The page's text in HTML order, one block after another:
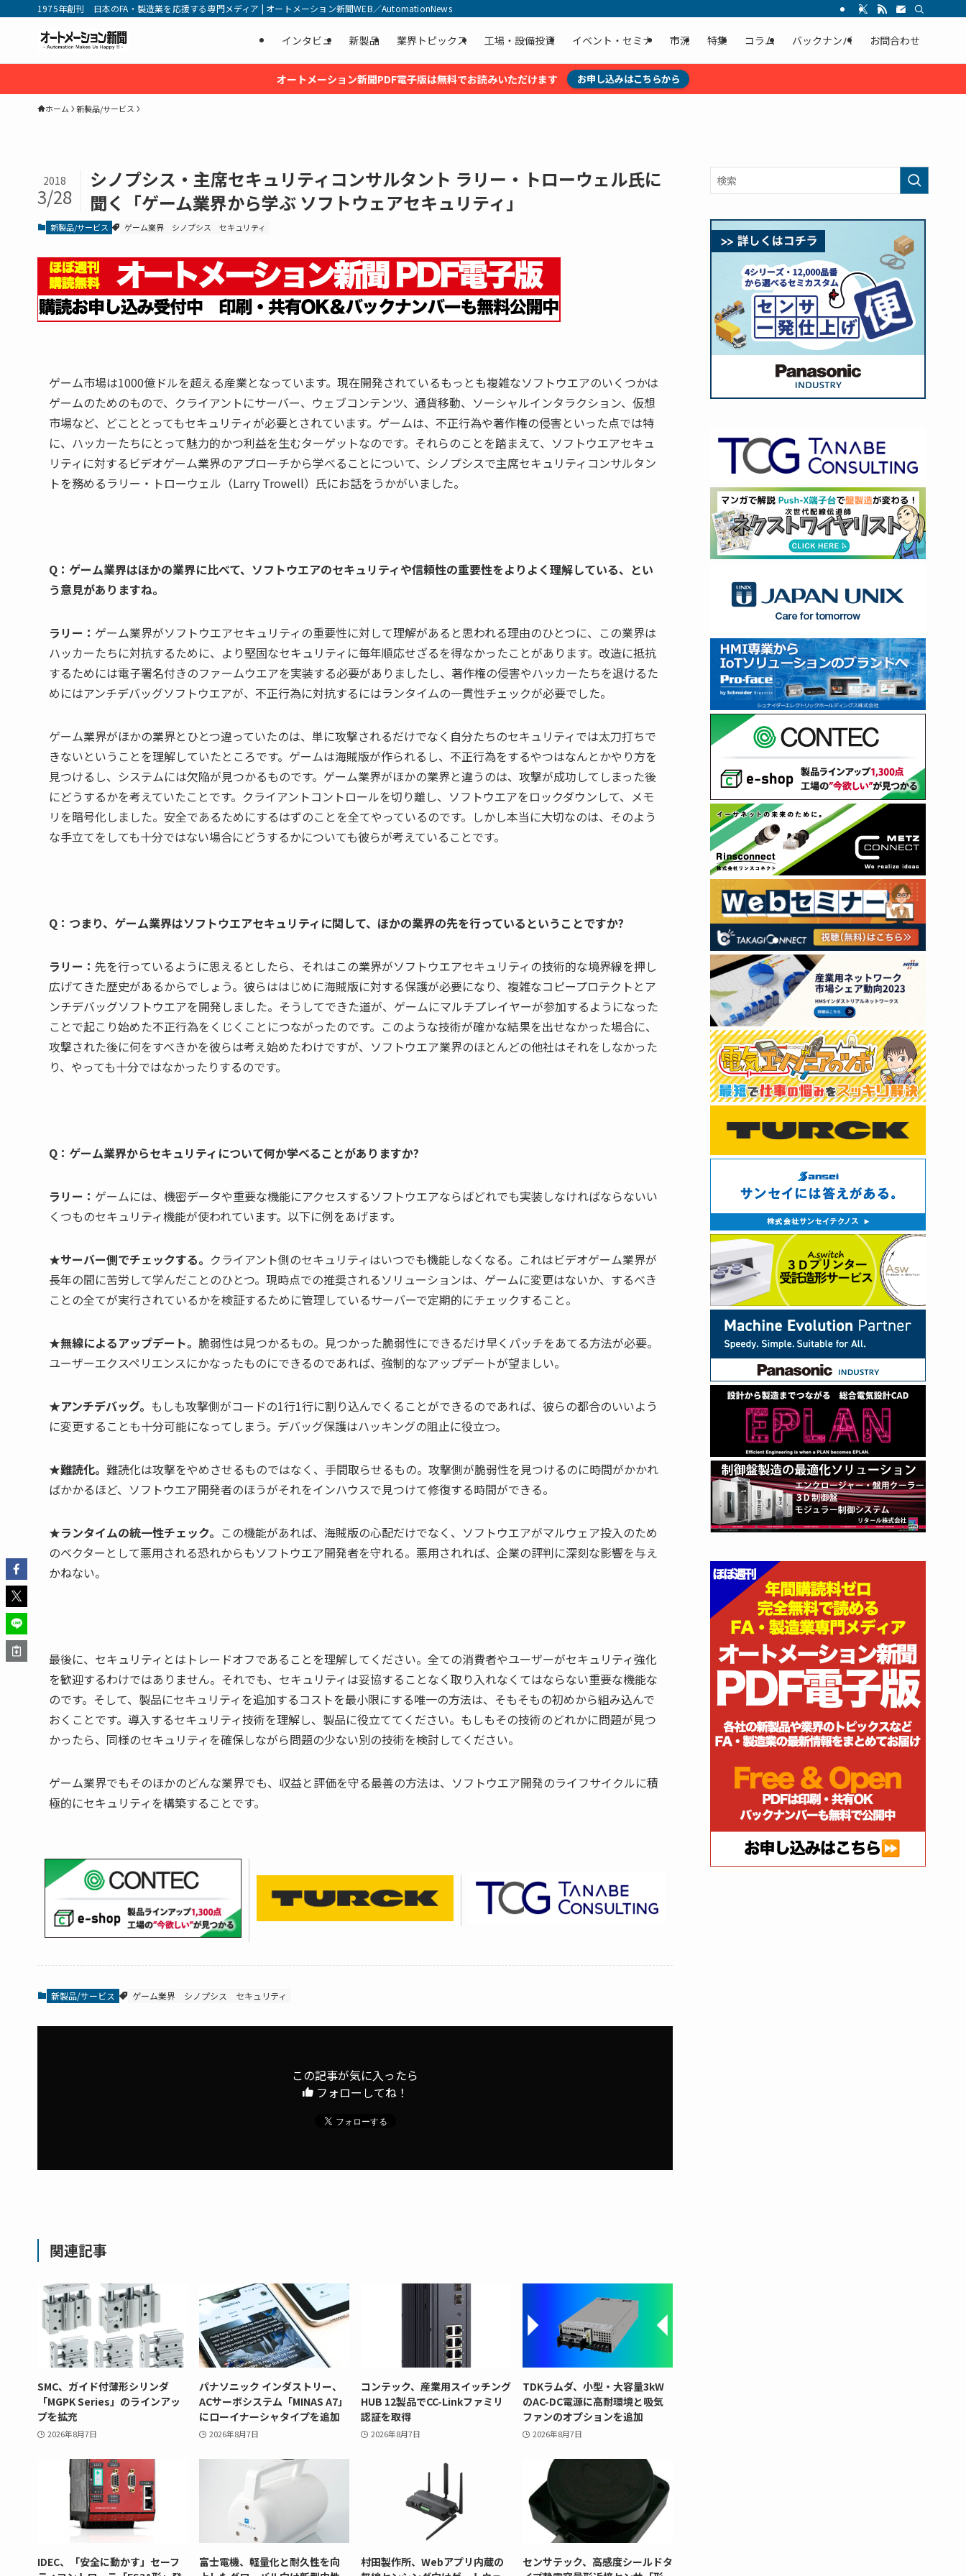
1975年創刊 日本のFA・製造業を応援する専門メディア | オートメーション新聞WEB／AutomationNews
インタビュ 新製品 業界トピックス 工場・設備投資 イベント・セミナ 市況 特集 コラム バックナンバ お問合わせ
オートメーション新聞PDF電子版は無料でお読みいただけます お申し込みはこちらから
ホーム 新製品/サービス
シノプシス・主席セキュリティコンサルタント ラリー・トローウェル氏に
聞く「ゲーム業界から学ぶ ソフトウェアセキュリティ」
2018
3/28
新製品/サービス ゲーム業界 シノプシス セキュリティ
ゲーム市場は1000億ドルを超える産業となっています。現在開発されているもっとも複雑なソフトウエアのいくつかは
ゲームのためのもので、クライアントにサーバー、ウェブコンテンツ、通貨移動、ソーシャルインタラクション、仮想
市場など、どこととってもセキュリティが必要とされています。ゲームは、不正行為や著作権の侵害といった点では特
に、ハッカーたちにとって魅力的かつ利益を生むターゲットなのです。それらのことを踏まえて、ソフトウエアセキュ
リティに対するビデオゲーム業界のアプローチから学べることについて、シノプシスで主席セキュリティコンサルタン
トを務めるラリー・トローウェル（Larry Trowell）氏にお話をうかがいました。
Q：ゲーム業界はほかの業界に比べて、ソフトウエアのセキュリティや信頼性の重要性をよりよく理解している、とい
う意見がありますね。
ラリー： ゲーム業界がソフトウエアセキュリティの重要性に対して理解があると思われる理由のひとつに、この業界は
ハッカーたちに対抗するために、より堅固なセキュリティに毎年順応せざるを得なかったことがあります。改造に抵抗
するためには電子署名付きのファームウエアを実装する必要がありましたし、著作権の侵害やハッカーたちを退けるた
めにはアンチデバッグソフトウエアが、不正行為に対抗するにはランタイムの一貫性チェックが必要でした。
ゲーム業界がほかの業界とひとつ違っていたのは、単に攻撃されるだけでなく自分たちのセキュリティでは太刀打ちで
きないということを理解していたところです。ゲームは海賊版が作られるし、不正行為をするやつはなんとかやり方を
見つけるし、システムには欠陥が見つかるものです。ゲーム業界がほかの業界と違うのは、攻撃が成功してしまった後
にどうするかを考えていたことです。クライアントコントロールを切り離し、ソフトウエアをロックダウンして、メモ
リを暗号化しました。安全であるためにするはずのことを全てやっているのです。しかし本当に大切なのは、そのよう
な手立てをしても十分ではない場合にどうするかについても彼らが考えていることです。
Q：つまり、ゲーム業界はソフトウエアセキュリティに関して、ほかの業界の先を行っているということですか?
ラリー： 先を行っているように思えるとしたら、それはこの業界がソフトウエアセキュリティの技術的な境界線を押し
広げてきた歴史があるからでしょう。彼らははじめに海賊版に対する保護が必要になり、複雑なコピープロテクトとア
ンチデバッグソフトウエアを開発しました。そうしてできた道が、ゲームにマルチプレイヤーが参加するようになった
ことで起こり始めた不正行為をくじくことにつながったのです。このような技術が確かな結果を出せなかった場合に、
攻撃された後に何をすべきかを彼らは考え始めたわけですが、ソフトウエア業界のほとんどの他社はそれをしなかった
り、やっても十分ではなかったりするのです。
Q：ゲーム業界からセキュリティについて何か学べることがありますか?
ラリー： ゲームには、機密データや重要な機能にアクセスするソフトウエアならばどれでも実装しなければならないい
くつものセキュリティ機能が使われています。以下に例をあげます。
★サーバー側でチェックする。 クライアント側のセキュリティはいつでも機能しなくなる。これはビデオゲーム業界が
長年の間に苦労して学んだことのひとつ。現時点での推奨されるソリューションは、ゲームに変更はないか、するべき
ことの全てが実行されているかを検証するために管理しているサーバーで定期的にチェックすること。
★無線によるアップデート。 脆弱性は見つかるもの。見つかった脆弱性にできるだけ早くパッチをあてる方法が必要。
ユーザーエクスペリエンスにかなったものにできるのであれば、強制的なアップデートが望ましい。
★アンチデバッグ。 もしも攻撃側がコードの1行1行に割り込んでくることができるのであれば、彼らの都合のいいよう
に変更することも十分可能になってしまう。デバッグ保護はハッキングの阻止に役立つ。
★難読化。 難読化は攻撃をやめさせるものではなく、手間取らせるもの。攻撃側が脆弱性を見つけるのに時間がかかれ
ばかかるほど、ソフトウエア開発者のほうがそれをインハウスで見つけて修復する時間ができる。
★ランタイムの統一性チェック。 この機能があれば、海賊版の心配だけでなく、ソフトウエアがマルウェア投入のため
のベクターとして悪用される恐れからもソフトウエア開発者を守れる。悪用されれば、企業の評判に深刻な影響を与え
かねない。
最後に、セキュリティとはトレードオフであることを理解してください。全ての消費者やユーザーがセキュリティ強化
を歓迎するわけではありません。それでも、セキュリティは妥協することなく取り入れなくてはならない重要な機能な
のです。そして、製品にセキュリティを追加するコストを最小限にする唯一の方法は、そもそもの初めから組み込んで
おくことです。導入するセキュリティ技術を理解し、製品に役立ててください。もしもその技術のどれかに問題が見つ
かったら、同様のセキュリティを確保しながら問題の少ない別の技術を検討してください。
ゲーム業界でもそのほかのどんな業界でも、収益と評価を守る最善の方法は、ソフトウエア開発のライフサイクルに積
極的にセキュリティを構築することです。
新製品/サービス ゲーム業界 シノプシス セキュリティ
この記事が気に入ったら
フォローしてね！
関連記事
SMC、ガイド付薄形シリンダ
「MGPK Series」のラインアッ
プを拡充
2026年8月7日
パナソニック インダストリー、
ACサーボシステム「MINAS A7」
にローイナーシャタイプを追加
2026年8月7日
コンテック、産業用スイッチング
HUB 12製品でCC-Linkファミリ
認証を取得
2026年8月7日
TDKラムダ、小型・大容量3kW
のAC-DC電源に高耐環境と吸気
ファンのオプションを追加
2026年8月7日
IDEC、「安全に動かす」セーフ
富士電機、軽量化と耐久性を向
村田製作所、Webアプリ内蔵の
センサテック、高感度シールドタ